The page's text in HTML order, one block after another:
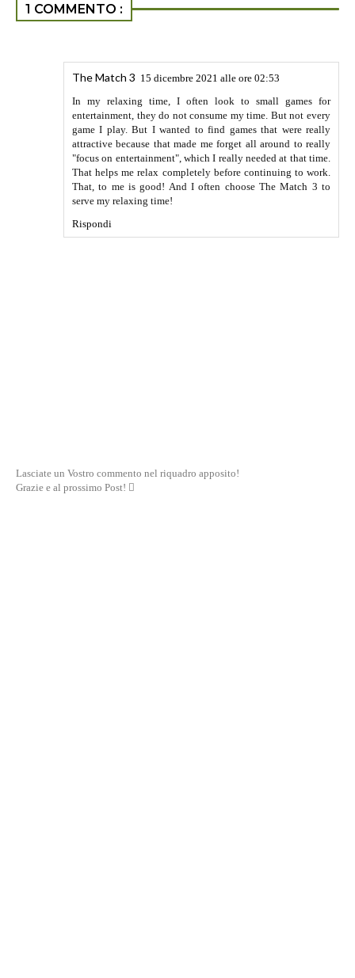
1 COMMENTO :
The Match 3 15 dicembre 2021 alle ore 02:53
In my relaxing time, I often look to small games for
entertainment, they do not consume my time. But not every
game I play. But I wanted to find games that were really
attractive because that made me forget all around to really
"focus on entertainment", which I really needed at that time.
That helps me relax completely before continuing to work.
That, to me is good! And I often choose The Match 3 to
serve my relaxing time!
Rispondi
Lasciate un Vostro commento nel riquadro apposito!
Grazie e al prossimo Post! 